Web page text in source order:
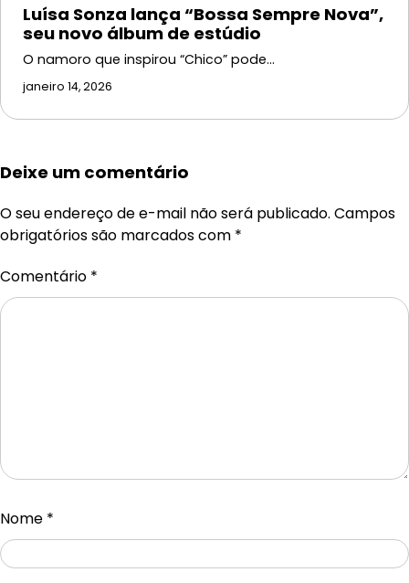
Luísa Sonza lança “Bossa Sempre Nova”,
seu novo álbum de estúdio
O namoro que inspirou “Chico” pode…
janeiro 14, 2026
Deixe um comentário
O seu endereço de e-mail não será publicado. Campos
obrigatórios são marcados com *
Comentário *
Nome *